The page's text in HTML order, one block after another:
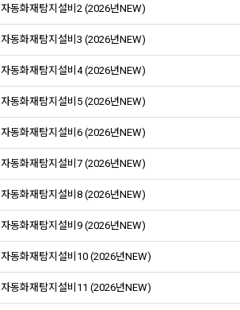
자동화재탐지설비2 (2026년NEW)
자동화재탐지설비3 (2026년NEW)
자동화재탐지설비4 (2026년NEW)
자동화재탐지설비5 (2026년NEW)
자동화재탐지설비6 (2026년NEW)
자동화재탐지설비7 (2026년NEW)
자동화재탐지설비8 (2026년NEW)
자동화재탐지설비9 (2026년NEW)
자동화재탐지설비10 (2026년NEW)
자동화재탐지설비11 (2026년NEW)